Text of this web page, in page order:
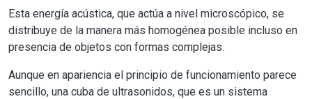
Esta energía acústica, que actúa a nivel microscópico, se
distribuye de la manera más homogénea posible incluso en
presencia de objetos con formas complejas.
Aunque en apariencia el principio de funcionamiento parece
sencillo, una cuba de ultrasonidos, que es un sistema